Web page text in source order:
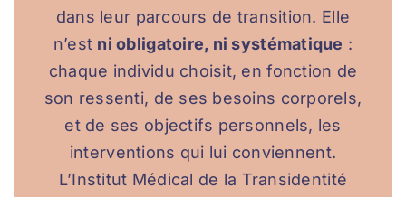
Foire aux questions
Nous contacter
dans leur parcours de transition. Elle
n’est ni obligatoire, ni systématique :
chaque individu choisit, en fonction de
son ressenti, de ses besoins corporels,
et de ses objectifs personnels, les
interventions qui lui conviennent.
L’Institut Médical de la Transidentité